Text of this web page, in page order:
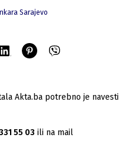
Sarajevo
Akta.ba potrebno je navesti
55 03 ili na mail